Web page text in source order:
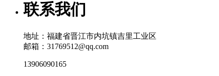
联系我们
地址：福建省晋江市内坑镇吉里工业区
邮箱：31769512@qq.com
13906090165